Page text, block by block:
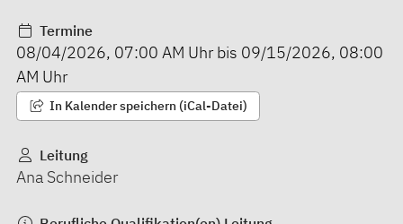
Termine
08/04/2026, 07:00 AM Uhr bis 09/15/2026, 08:00
AM Uhr
In Kalender speichern (iCal-Datei)
Leitung
Ana Schneider